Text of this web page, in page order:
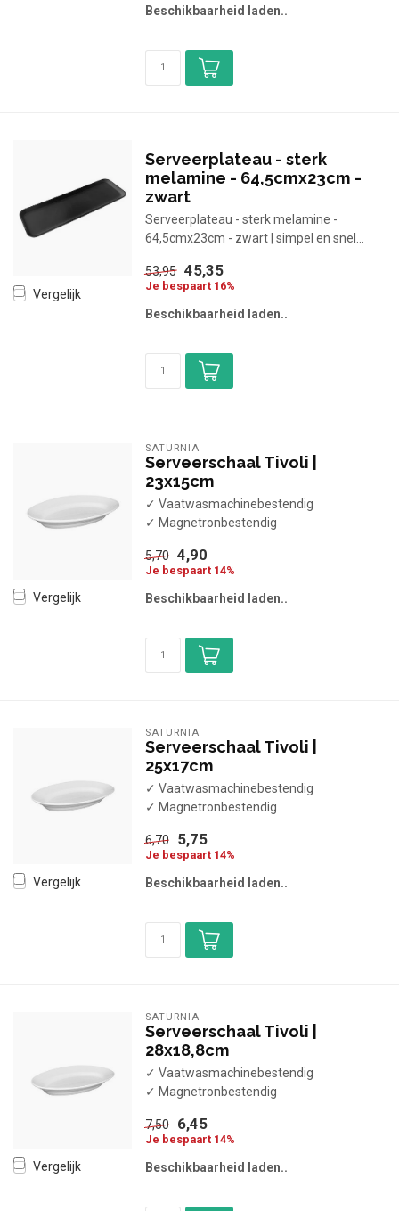
Beschikbaarheid laden..
Vergelijk
Serveerplateau - sterk
melamine - 64,5cmx23cm -
zwart
Serveerplateau - sterk melamine -
64,5cmx23cm - zwart | simpel en snel...
53,95 45,35
Je bespaart 16%
Beschikbaarheid laden..
Vergelijk
SATURNIA
Serveerschaal Tivoli |
23x15cm
✓ Vaatwasmachinebestendig
✓ Magnetronbestendig
5,70 4,90
Je bespaart 14%
Beschikbaarheid laden..
Vergelijk
SATURNIA
Serveerschaal Tivoli |
25x17cm
✓ Vaatwasmachinebestendig
✓ Magnetronbestendig
6,70 5,75
Je bespaart 14%
Beschikbaarheid laden..
Vergelijk
SATURNIA
Serveerschaal Tivoli |
28x18,8cm
✓ Vaatwasmachinebestendig
✓ Magnetronbestendig
7,50 6,45
Je bespaart 14%
Beschikbaarheid laden..